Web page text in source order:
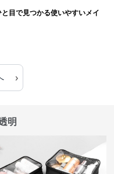
目で見つかる使いやすいメイ
›
明